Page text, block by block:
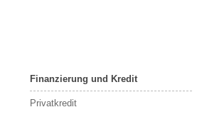
Finanzierung und Kredit
Privatkredit